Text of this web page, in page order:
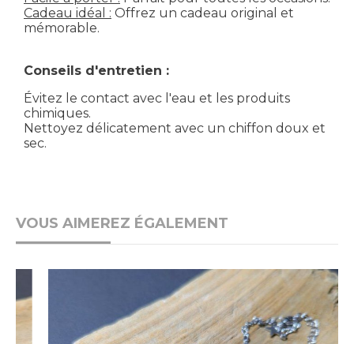
Cadeau idéal : Offrez un cadeau original et
mémorable.
Conseils d'entretien :
Évitez le contact avec l'eau et les produits
chimiques.
Nettoyez délicatement avec un chiffon doux et
sec.
VOUS AIMEREZ ÉGALEMENT